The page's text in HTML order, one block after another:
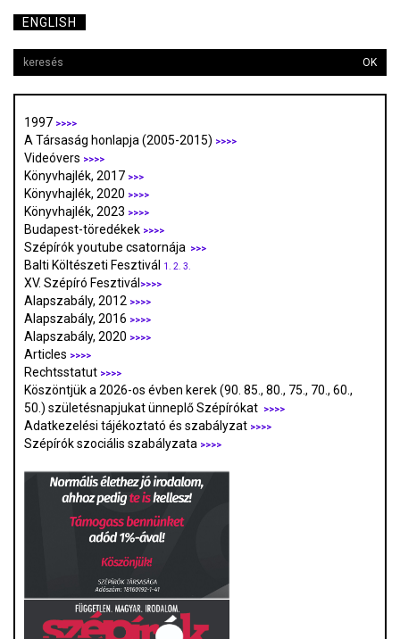
ENGLISH
OK
1997 >>>>
A Társaság honlapja (2005-2015) >>>>
Videóvers >>>>
Könyvhajlék, 2017 >>>
Könyvhajlék, 2020 >>>>
Könyvhajlék, 2023 >>>>
Budapest-töredékek >>>>
Szépírók youtube csatornája >>>
Balti Költészeti Fesztivál 1. 2. 3.
XV. Szépíró Fesztivál>>>>
Alapszabály, 2012 >>>>
Alapszabály, 2016 >>>>
Alapszabály, 2020 >>>>
Articles >>>>
Rechtsstatut >>>>
Köszöntjük a 2026-os évben kerek (90. 85., 80., 75., 70., 60.,
50.) születésnapjukat ünneplő Szépírókat
>>>>
Adatkezelési tájékoztató és szabályzat >>>>
Szépírók szociális szabályzata >>>>